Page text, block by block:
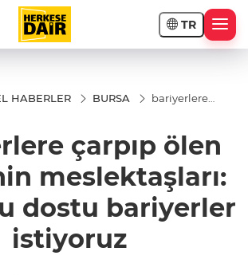
TR
HABERLER BURSA
bariyerlere
meslektaşları:
Motorcu
bariyerler
istiyoruz
çarpıp ölen
meslektaşları:
dostu bariyerler
istiyoruz